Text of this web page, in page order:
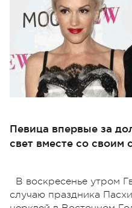
Певица впервые за
свет вместе со своим
В воскресенье утром
случаю праздника